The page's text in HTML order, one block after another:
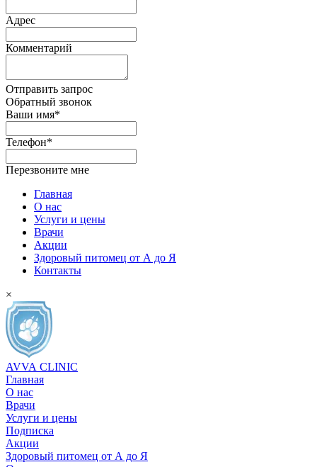
Адрес
Комментарий
Отправить запрос
Обратный звонок
Ваши имя*
Телефон*
Перезвоните мне
Главная
О нас
Услуги и цены
Врачи
Акции
Здоровый питомец от А до Я
Контакты
×
AVVA CLINIC
Главная
О нас
Врачи
Услуги и цены
Подписка
Акции
Здоровый питомец от А до Я